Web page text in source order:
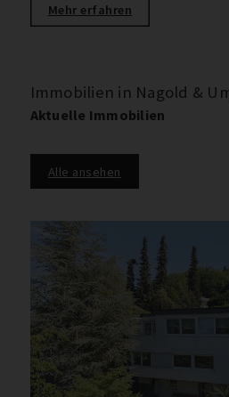
Mehr erfahren
Immobilien in Nagold &
Aktuelle Immobilien
Alle ansehen